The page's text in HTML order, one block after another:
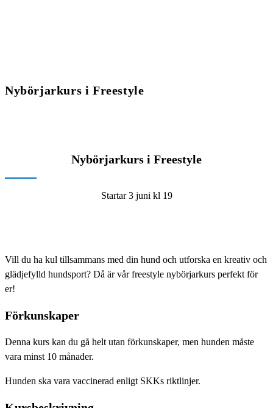
Nybörjarkurs i Freestyle
Nybörjarkurs i Freestyle
Startar 3 juni kl 19
Vill du ha kul tillsammans med din hund och utforska en kreativ och
glädjefylld hundsport? Då är vår freestyle nybörjarkurs perfekt för
er!
Förkunskaper
Denna kurs kan du gå helt utan förkunskaper, men hunden måste
vara minst 10 månader.
Hunden ska vara vaccinerad enligt SKKs riktlinjer.